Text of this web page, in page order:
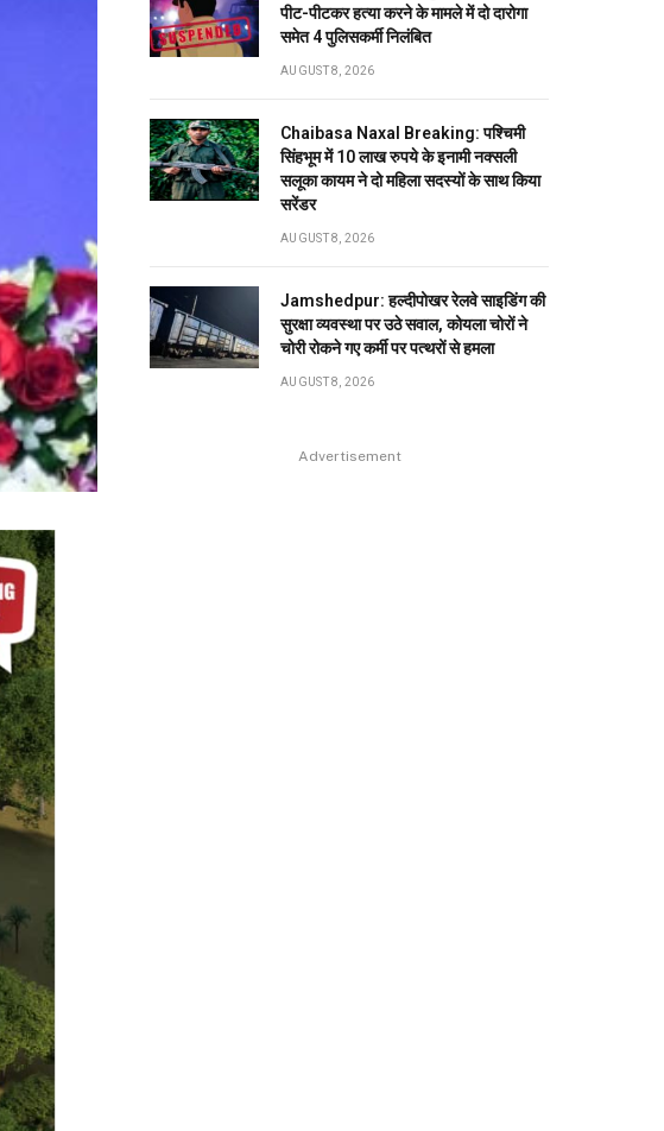
पीट-पीटकर हत्या करने के मामले में दो दारोगा
समेत 4 पुलिसकर्मी निलंबित
AUGUST 8, 2026
Chaibasa Naxal Breaking: पश्चिमी
सिंहभूम में 10 लाख रुपये के इनामी नक्सली
सलूका कायम ने दो महिला सदस्यों के साथ किया
सरेंडर
AUGUST 8, 2026
Jamshedpur: हल्दीपोखर रेलवे साइडिंग की
सुरक्षा व्यवस्था पर उठे सवाल, कोयला चोरों ने
चोरी रोकने गए कर्मी पर पत्थरों से हमला
AUGUST 8, 2026
Advertisement